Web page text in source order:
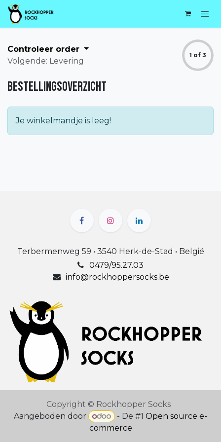
Overslaan naar inhoud
Controleer order
Volgende: Levering
1 of 3
Bestellingsoverzicht
Je winkelmandje is leeg!
Terbermenweg 59 • 3540 Herk-de-Stad • België
0479/95.27.03
info@rockhoppersocks.be
Copyright © Rockhopper Socks
Aangeboden door
- De #1Open source e-
commerce